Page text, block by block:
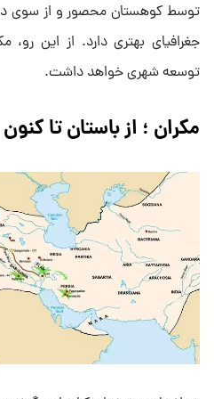
توسط کوهستان محصور و از سوی
جغرافیای بهتری دارد. از این رو،
توسعه شهری خواهد داشت.
مکران ؛ از باستان تا کنون